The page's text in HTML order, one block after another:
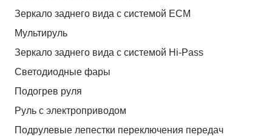
Зеркало заднего вида с системой ЕСМ
Мультируль
Зеркало заднего вида с системой Hi-Pass
Светодиодные фары
Подогрев руля
Руль с электроприводом
Подрулевые лепестки переключения передач